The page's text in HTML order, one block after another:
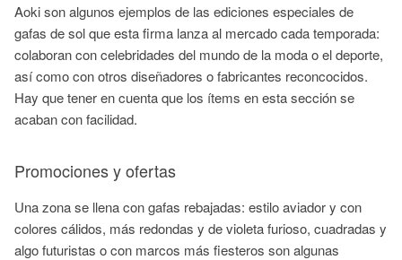
Aoki son algunos ejemplos de las ediciones especiales de
gafas de sol que esta firma lanza al mercado cada temporada:
colaboran con celebridades del mundo de la moda o el deporte,
así como con otros diseñadores o fabricantes reconcocidos.
Hay que tener en cuenta que los ítems en esta sección se
acaban con facilidad.
Promociones y ofertas
Una zona se llena con gafas rebajadas: estilo aviador y con
colores cálidos, más redondas y de violeta furioso, cuadradas y
algo futuristas o con marcos más fiesteros son algunas